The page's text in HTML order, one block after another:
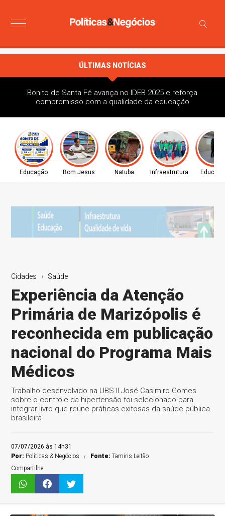
ÚLTIMAS NOTÍCIAS
Bonito de Santa Fé avança no IDEB 2025 e reforça
compromisso com a qualidade da educação
Educação Bom Jesus Natuba Infraestrutura
Cidades Saúde
Experiência da Atenção
Primária de Marizópolis é
reconhecida em publicação
nacional do Programa Mais
Médicos
Trabalho desenvolvido na UBS II José Casimiro Gomes
sobre o controle da hipertensão foi selecionado para
integrar livro que reúne práticas exitosas da saúde pública
brasileira
07/07/2026 às 14h31
Por: Políticas & Negócios Fonte:Tamiris Leitão
Compartilhe: